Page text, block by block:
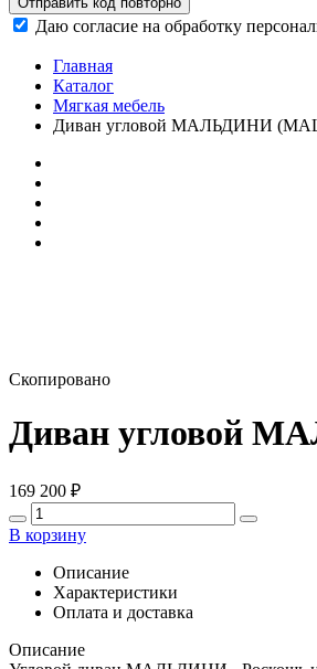
Даю согласие на обработку
Главная
Каталог
Мягкая мебель
Диван угловой МАЛЬДИНИ
Скопировано
Диван угловой
169 200 ₽
В корзину
Описание
Характеристики
Оплата и доставка
Описание